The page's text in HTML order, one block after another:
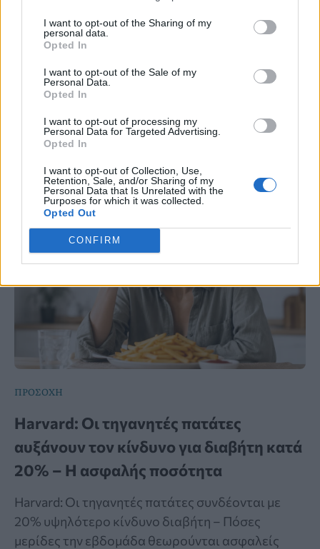
I want to opt-out of the Sharing of my
personal data.
Opted In
I want to opt-out of the Sale of my
Personal Data.
Opted In
I want to opt-out of processing my
Personal Data for Targeted Advertising.
Opted In
I want to opt-out of Collection, Use,
Retention, Sale, and/or Sharing of my
Personal Data that Is Unrelated with the
Purposes for which it was collected.
Opted Out
CONFIRM
καπνό των πυρκαγιών- Ποιοι
κινδυνεύουν περισσότερο
Ο ΠΙΣ καλεί τους πολίτες να περιορίσουν τις
μετακινήσεις, να διατηρούν κλειστά παράθυρα
και να χρησιμοποιούν μάσκα υψηλής προστασίας
όπου απαιτείται.
ΠΡΟΣΟΧΗ
Harvard: Οι τηγανητές πατάτες
αυξάνουν τον κίνδυνο για διαβήτη κατά
20% – Η ασφαλής ποσότητα
Harvard: Οι τηγανητές πατάτες συνδέονται με
20% υψηλότερο κίνδυνο διαβήτη – Πόσες
μερίδες την εβδομάδα θεωρούνται ασφαλείς